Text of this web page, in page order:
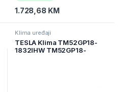
1.728,68 KM
Klima uređaji
TESLA Klima TM52GP18-
1832IHW TM52GP18-